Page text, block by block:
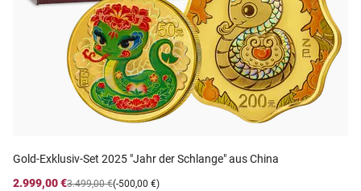
Gold-Exklusiv-Set 2025 "Jahr der Schlange" aus China
2.999,00 €
(-500,00 €)
3.499,00 €